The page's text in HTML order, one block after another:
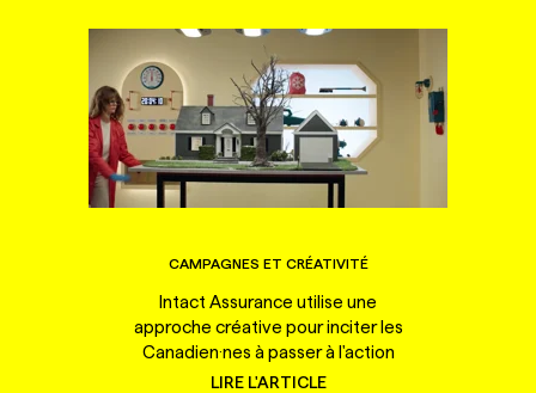
CAMPAGNES ET CRÉATIVITÉ
Intact Assurance utilise une
approche créative pour inciter les
Canadien·nes à passer à l'action
LIRE L'ARTICLE